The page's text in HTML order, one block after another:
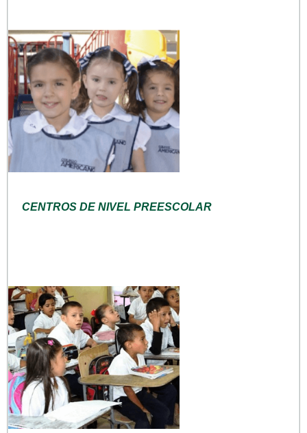
CENTROS DE NIVEL PREESCOLAR